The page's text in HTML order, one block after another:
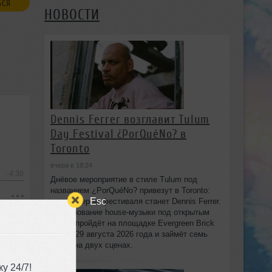
Esc
24/7!
-4:30
НОВОСТИ
Dennis Ferrer возглавит Tulum
Day Festival ¿PorQuéNo? в
Toronto
вчера в 18:24
Днёвое мероприятие в стиле Tulum под
названием ¿PorQuéNo? привезут в Toronto:
хедлайнером фестиваля станет Dennis Ferrer.
Празднование house-музыки под открытым
небом пройдёт на площадке Evergreen Brick
Works 29 августа 2026 года и займёт семь
часов на двух сценах.